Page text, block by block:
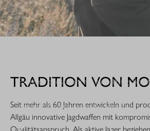
Extrem robust. Extrem zuverlässig: Sie
gemacht für den rauen Jagdeinsatz.
TRADITION VON
Seit mehr als 60 Jahren entwickeln und
Allgäu innovative Jagdwaffen mit